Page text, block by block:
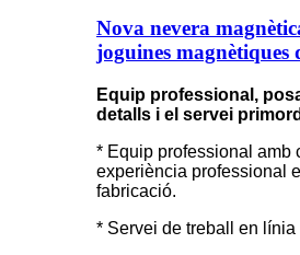
Nova nevera
joguines magnètiques
Equip professional,
detalls i el servei
* Equip professional amb
experiència professional
fabricació.
* Servei de treball en línia